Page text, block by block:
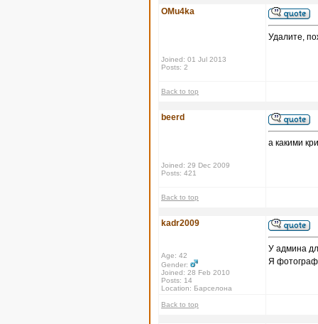
OMu4ka
Joined: 01 Jul 2013
Posts: 2
Удалите,
Back to top
beerd
Joined: 29 Dec 2009
Posts: 421
а какими
Back to top
kadr2009
Age: 42
Gender:
Joined: 28 Feb 2010
Posts: 14
Location: Барселона
У админа
Я
Back to top